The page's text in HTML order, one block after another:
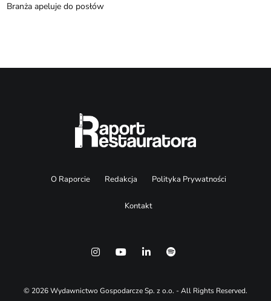
Branża apeluje do posłów
O Raporcie Redakcja Polityka Prywatności
Kontakt
© 2026 Wydawnictwo Gospodarcze Sp. z o.o. - All Rights Reserved.